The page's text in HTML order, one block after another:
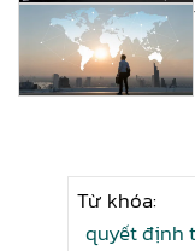
Từ khóa:
quyết định